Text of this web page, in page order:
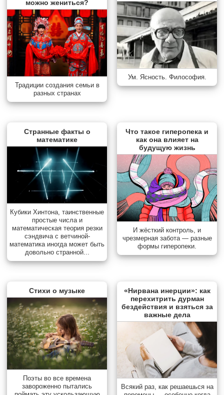
можно жениться?
Традиции создания семьи в
разных странах
Ум. Ясность. Философия.
Странные факты о
математике
Кубики Хинтона, таинственные
простые числа и
математическая теория резки
сэндвича с ветчиной-
математика иногда может быть
довольно странной...
Что такое гиперопека и
как она влияет на
будущую жизнь
И жёсткий контроль, и
чрезмерная забота — разные
формы гиперопеки.
Стихи о музыке
Поэты во все времена
завороженно пытались
«Нирвана инерции»: как
перехитрить дурман
бездействия и взяться за
важные дела
Всякий раз, как решаешься на